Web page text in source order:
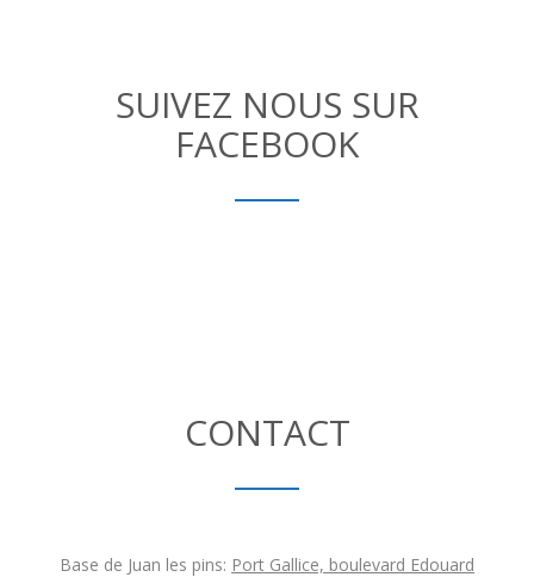
SUIVEZ NOUS SUR
FACEBOOK
CONTACT
Base de Juan les pins: Port Gallice, boulevard Edouard